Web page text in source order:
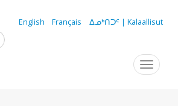
English Français ᐃᓄᒃᑎᑐᑦ | Kalaallisut
Toggle